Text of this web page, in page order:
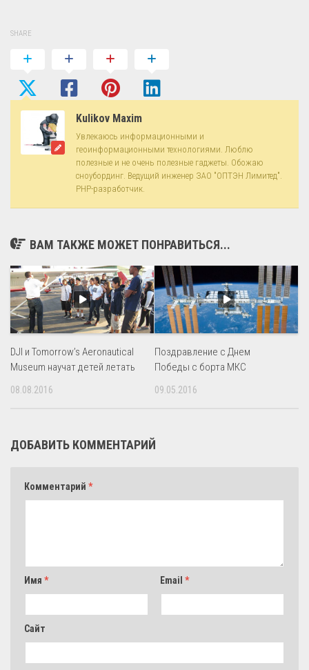
SHARE
Kulikov Maxim
Увлекаюсь информационными и
геоинформационными технологиями. Люблю
полезные и не очень полезные гаджеты. Обожаю
сноубординг. Ведущий инженер ЗАО "ОПТЭН Лимитед".
PHP-разработчик.
ВАМ ТАКЖЕ МОЖЕТ ПОНРАВИТЬСЯ...
DJI и Tomorrow’s Aeronautical
Museum научат детей летать
08.08.2016
Поздравление с Днем
Победы с борта МКС
09.05.2016
ДОБАВИТЬ КОММЕНТАРИЙ
Комментарий *
Имя * Email *
Сайт